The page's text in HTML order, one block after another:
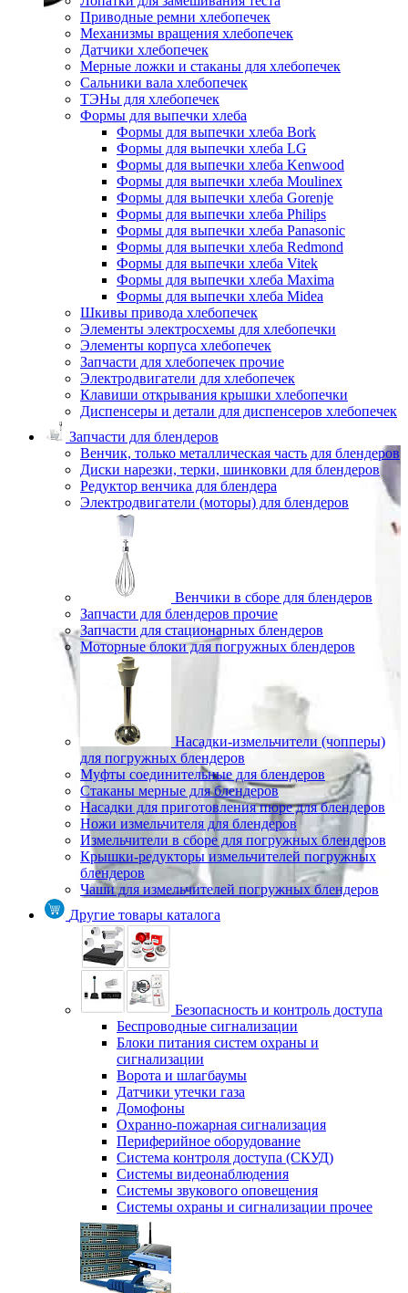
Приводные ремни хлебопечек
Механизмы вращения хлебопечек
Датчики хлебопечек
Мерные ложки и стаканы для хлебопечек
Сальники вала хлебопечек
ТЭНы для хлебопечек
Формы для выпечки хлеба
Формы для выпечки хлеба Bork
Формы для выпечки хлеба LG
Формы для выпечки хлеба Kenwood
Формы для выпечки хлеба Moulinex
Формы для выпечки хлеба Gorenje
Формы для выпечки хлеба Philips
Формы для выпечки хлеба Panasonic
Формы для выпечки хлеба Redmond
Формы для выпечки хлеба Vitek
Формы для выпечки хлеба Maxima
Формы для выпечки хлеба Midea
Шкивы привода хлебопечек
Элементы электросхемы для хлебопечки
Элементы корпуса хлебопечек
Запчасти для хлебопечек прочие
Электродвигатели для хлебопечек
Клавиши открывания крышки хлебопечки
Диспенсеры и детали для диспенсеров хлебопечек
Запчасти для блендеров
Венчик, только металлическая часть для блендеров
Диски нарезки, терки, шинковки для блендеров
Редуктор венчика для блендера
Электродвигатели (моторы) для блендеров
Венчики в сборе для блендеров
Запчасти для блендеров прочие
Запчасти для стационарных блендеров
Моторные блоки для погружных блендеров
Насадки-измельчители (чопперы)
для погружных блендеров
Муфты соединительные для блендеров
Стаканы мерные для блендеров
Насадки для приготовления пюре для блендеров
Ножи измельчителя для блендеров
Измельчители в сборе для погружных блендеров
Крышки-редукторы измельчителей погружных
блендеров
Чаши для измельчителей погружных блендеров
Другие товары каталога
Безопасность и контроль доступа
Беспроводные сигнализации
Блоки питания систем охраны и
сигнализации
Ворота и шлагбаумы
Датчики утечки газа
Домофоны
Охранно-пожарная сигнализация
Периферийное оборудование
Система контроля доступа (СКУД)
Системы видеонаблюдения
Системы звукового оповещения
Системы охраны и сигнализации прочее